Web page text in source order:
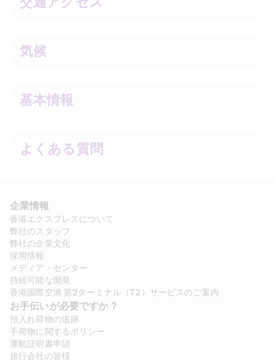
気候
基本情報
よくある質問
企業情報
香港エクスプレスについて
弊社のスタッフ
弊社の企業文化
採用情報
メディア・センター
持続可能な開発
香港国際空港 第2ターミナル（T2）サービスのご案内
お手伝いが必要ですか？
預入れ荷物の追跡
手荷物に関するポリシー
運航証明書申請
旅行会社の皆様